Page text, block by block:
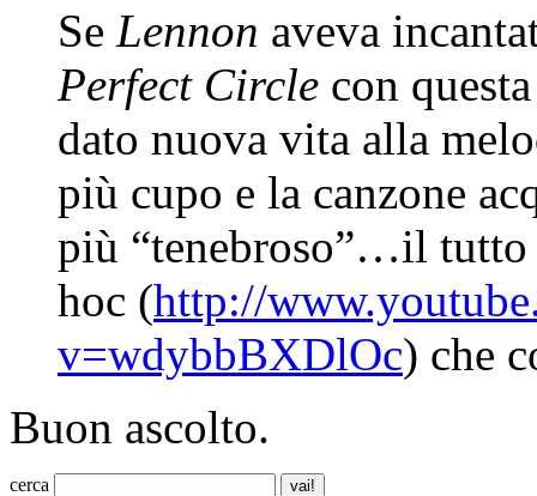
Se Lennon aveva
Perfect Circle con
dato nuova vita alla
più cupo e la canzone
più “tenebroso”…il tutto
hoc (http://
v=wdybbBXDlOc) che
Buon ascolto.
cerca